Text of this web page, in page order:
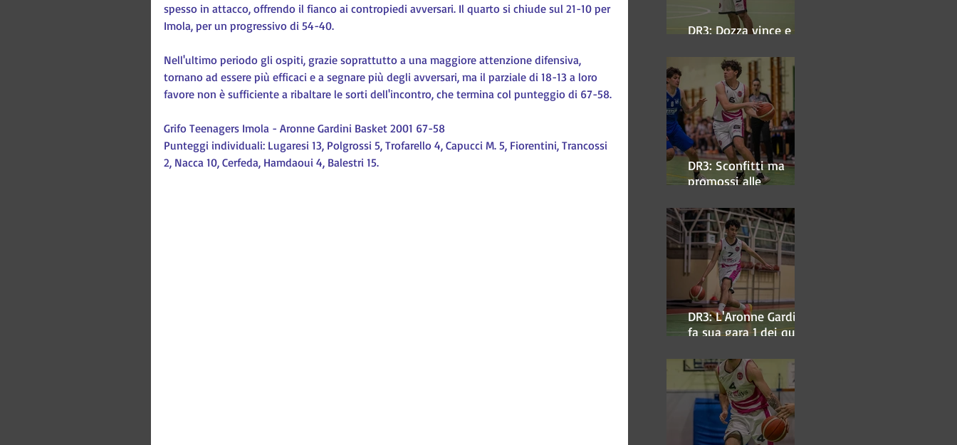
spesso in attacco, offrendo il fianco ai contropiedi avversari. Il quarto si chiude sul 21-10 per
Imola, per un progressivo di 54-40.
Nell'ultimo periodo gli ospiti, grazie soprattutto a una maggiore attenzione difensiva,
tornano ad essere più efficaci e a segnare più degli avversari, ma il parziale di 18-13 a loro
favore non è sufficiente a ribaltare le sorti dell'incontro, che termina col punteggio di 67-58.
Grifo Teenagers Imola - Aronne Gardini Basket 2001 67-58
Punteggi individuali: Lugaresi 13, Polgrossi 5, Trofarello 4, Capucci M. 5, Fiorentini, Trancossi
2, Nacca 10, Cerfeda, Hamdaoui 4, Balestri 15.
DR3: Dozza vince e
DR3: Sconfitti ma
promossi alle
DR3: L'Aronne Gardini
fa sua gara 1 dei quarti